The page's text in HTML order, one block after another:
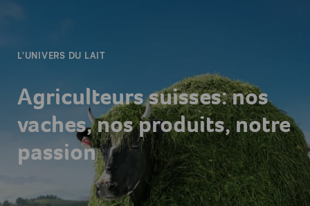
L'UNIVERS DU LAIT
Agriculteurs suisses: nos
vaches, nos produits, notre
passion